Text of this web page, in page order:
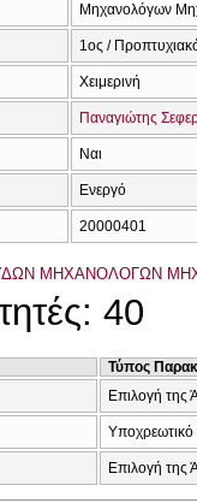
Μηχανολόγων
1ος /
Χειμερινή
Παναγιώτης
Ναι
Ενεργό
20000401
ΜΗΧΑΝΟΛΟΓΩΝ
40
Τύπος
Επιλογή της
Επιλογή της